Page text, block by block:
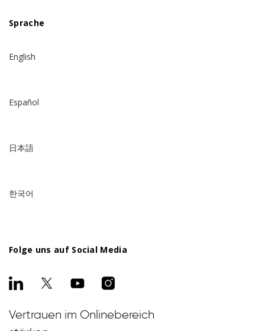
Sprache
English
Español
日本語
한국어
Folge uns auf Social Media
Vertrauen im Onlinebereich